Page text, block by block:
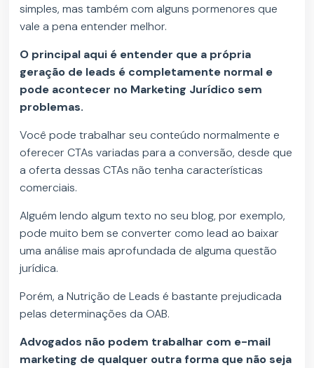
simples, mas também com alguns pormenores que
vale a pena entender melhor.
O principal aqui é entender que a própria
geração de leads é completamente normal e
pode acontecer no Marketing Jurídico sem
problemas.
Você pode trabalhar seu conteúdo normalmente e
oferecer CTAs variadas para a conversão, desde que
a oferta dessas CTAs não tenha características
comerciais.
Alguém lendo algum texto no seu blog, por exemplo,
pode muito bem se converter como lead ao baixar
uma análise mais aprofundada de alguma questão
jurídica.
Porém, a Nutrição de Leads é bastante prejudicada
pelas determinações da OAB.
Advogados não podem trabalhar com e-mail
marketing de qualquer outra forma que não seja